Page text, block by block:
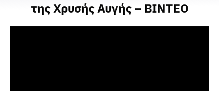
της Χρυσής Αυγής – ΒΙΝΤΕΟ